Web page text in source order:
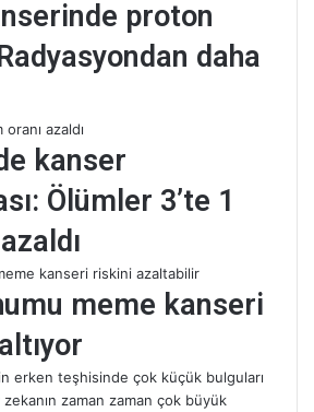
proton
daha
kanser
Ölümler 3’te 1
meme kanseri